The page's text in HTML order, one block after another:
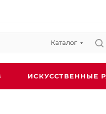
Каталог
ИСКУССТВЕННЫЕ